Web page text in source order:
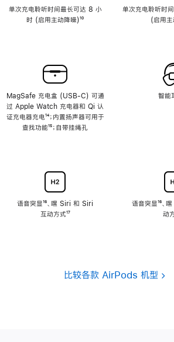
单次充电聆听时间最长可达 8 小
时 (启用主动降噪)脚
¹⁰
MagSafe 充电盒 (USB-C) 可通
过 Apple Watch 充电器和 Qi 认
证充电器充电脚
注
¹⁴；内置扬声器可用于
查找功能脚
¹⁵；自带挂绳孔
语音突显脚
注
¹⁶、嘿 Siri 和 Siri
互动方式脚
¹⁷
单次充电聆听时
(启用
智能
语音突显脚
注
¹⁶、
动
比较各款 AirPods 机型